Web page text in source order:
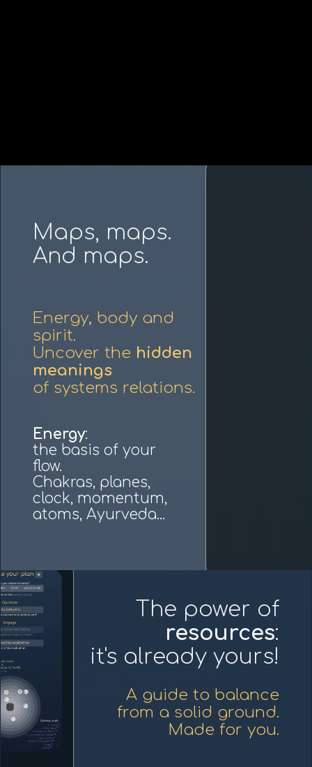
Maps, maps.
And maps.
Energy, body and
spirit.
Uncover the hidden
meanings
of systems relations.
Energy:
the basis of your
flow.
Chakras, planes,
clock, momentum,
atoms, Ayurveda...
The power of
resources:
it's already yours!
A guide to balance
from a solid ground.
Made for you.